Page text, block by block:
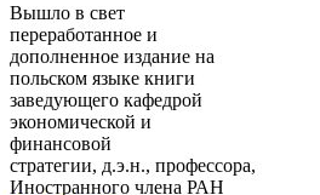
Вышло в свет
переработанное и
дополненное издание на
польском языке книги
заведующего кафедрой
экономической и
финансовой
стратегии, д.э.н., профессора,
Иностранного члена РАН